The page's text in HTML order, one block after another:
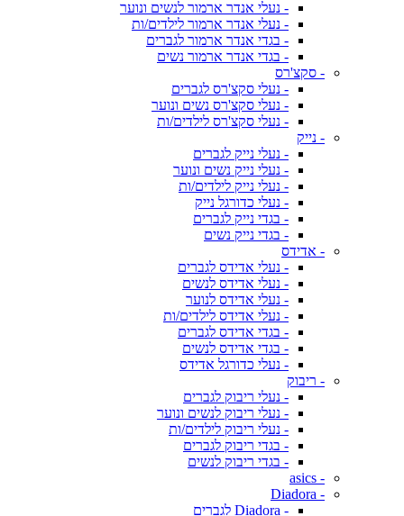
- נעלי אנדר ארמור לנשים ונוער
- נעלי אנדר ארמור לילדים/ות
- בגדי אנדר ארמור לגברים
- בגדי אנדר ארמור נשים
- סקצ'רס
- נעלי סקצ'רס לגברים
- נעלי סקצ'רס נשים ונוער
- נעלי סקצ'רס לילדים/ות
- נייק
- נעלי נייק לגברים
- נעלי נייק נשים ונוער
- נעלי נייק לילדים/ות
- נעלי כדורגל נייק
- בגדי נייק לגברים
- בגדי נייק נשים
- אדידס
- נעלי אדידס לגברים
- נעלי אדידס לנשים
- נעלי אדידס לנוער
- נעלי אדידס לילדים/ות
- בגדי אדידס לגברים
- בגדי אדידס לנשים
- נעלי כדורגל אדידס
- ריבוק
- נעלי ריבוק לגברים
- נעלי ריבוק לנשים ונוער
- נעלי ריבוק לילדים/ות
- בגדי ריבוק לגברים
- בגדי ריבוק לנשים
- asics
- Diadora
- Diadora לגברים